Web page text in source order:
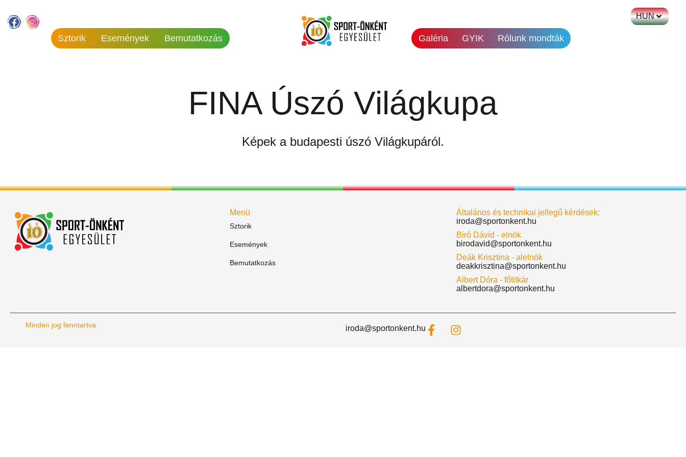
Sztorik Események Bemutatkozás Galéria GYIK Rólunk mondták
HUN
FINA Úszó Világkupa
Képek a budapesti úszó Világkupáról.
Menü
Sztorik
Események
Bemutatkozás
Általános és technikai jellegű kérdések:
iroda@sportonkent.hu
Biró Dávid - elnök
birodavid@sportonkent.hu
Deák Krisztina - alelnök
deakkrisztina@sportonkent.hu
Albert Dóra - főtitkár
albertdora@sportonkent.hu
Minden jog fenntartva iroda@sportonkent.hu